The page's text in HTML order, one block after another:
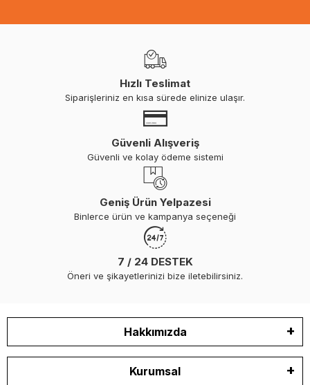
Hızlı Teslimat
Siparişleriniz en kısa sürede elinize ulaşır.
Güvenli Alışveriş
Güvenli ve kolay ödeme sistemi
Geniş Ürün Yelpazesi
Binlerce ürün ve kampanya seçeneği
7 / 24 DESTEK
Öneri ve şikayetlerinizi bize iletebilirsiniz.
Hakkımızda
Kurumsal